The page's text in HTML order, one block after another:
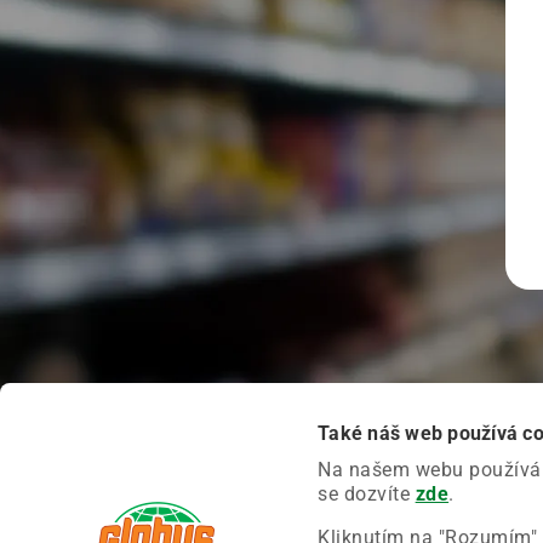
Také náš web používá
Na našem webu
se dozvíte zde.
Kliknutím na